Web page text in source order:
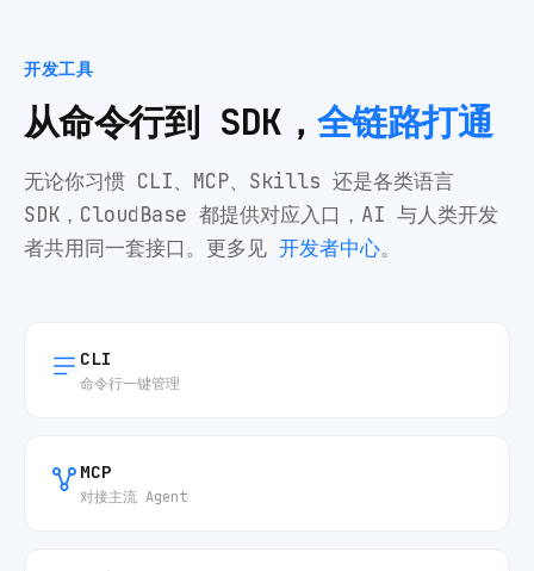
开发工具
从命令行到 SDK， 全链路打通
无论你习惯 CLI、MCP、Skills 还是各类语言
SDK，CloudBase 都提供对应入口，AI 与人类开发
者共用同一套接口。更多见 开发者中心。
CLI
命令行一键管理
MCP
对接主流 Agent